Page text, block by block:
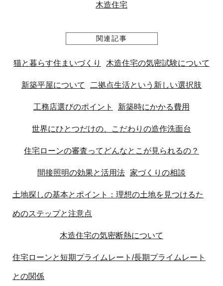
木造住宅
関連記事
猫と暮らす住まいづくり 木造住宅の気密試験について
新築平屋について 二拠点生活という新しい選択肢
工務店選びのポイント 新築時にかかる費用
世界にひとつだけの、こだわりの造作洗面台
住宅ローンの審査ってどんなとこが見られるの？
間接照明の効果と活用法 家づくりの相談
土地探しの基本とポイント：理想の土地を見つけるた
めのステップと注意点
木造住宅の気密断熱について
住宅ローンと短期プライムレート/長期プライムレート
との関係